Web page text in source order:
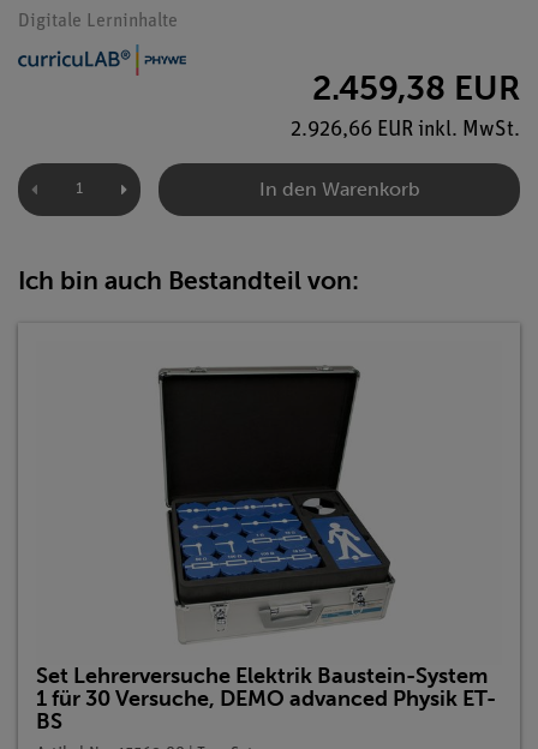
Digitale Lerninhalte
2.459,38 EUR
2.926,66 EUR inkl. MwSt.
In den Warenkorb
Ich bin auch Bestandteil von:
Set Lehrerversuche Elektrik Baustein-System
1 für 30 Versuche, DEMO advanced Physik ET-
BS